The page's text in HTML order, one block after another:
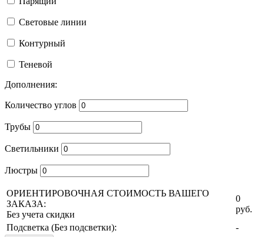
Световые линии
Контурный
Теневой
Дополнения:
Количество углов
Трубы
Светильники
Люстры
ОРИЕНТИРОВОЧНАЯ СТОИМОСТЬ ВАШЕГО
ЗАКАЗА:
Без учета скидки
0
руб.
Подсветка (Без подсветки): -